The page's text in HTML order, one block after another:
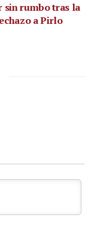
sin rumbo tras la
a Pirlo